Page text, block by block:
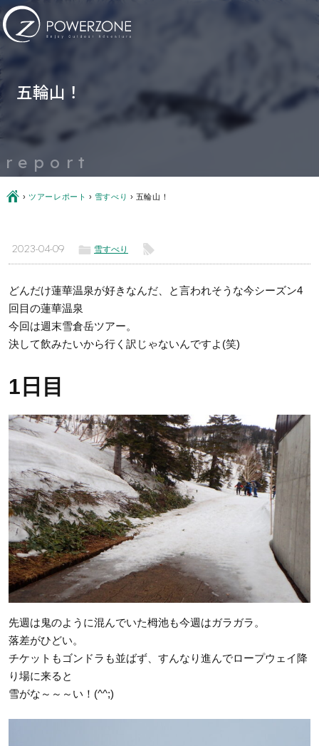
report
五輪山！
Ç ›ツアーレポート › 雪すべり › 五輪山！
2023-04-09 ë 雪すべり l
どんだけ蓮華温泉が好きなんだ、と言われそうな今シーズン4
回目の蓮華温泉
今回は週末雪倉岳ツアー。
決して飲みたいから行く訳じゃないんですよ(笑)
1日目
先週は鬼のように混んでいた栂池も今週はガラガラ。
落差がひどい。
チケットもゴンドラも並ばず、すんなり進んでロープウェイ降
り場に来ると
雪がな～～～い！(^^;)